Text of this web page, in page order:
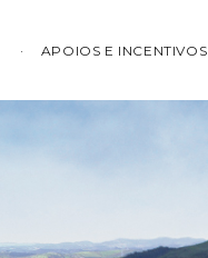
APOIOS E INCENTIVOS